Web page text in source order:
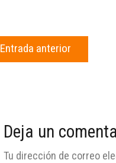
Entrada anterior
Deja un
Tu dirección de correo